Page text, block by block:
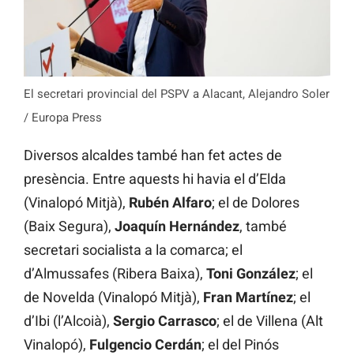
El secretari provincial del PSPV a Alacant, Alejandro Soler
/ Europa Press
Diversos alcaldes també han fet actes de
presència. Entre aquests hi havia el d’Elda
(Vinalopó Mitjà), Rubén Alfaro; el de Dolores
(Baix Segura), Joaquín Hernández, també
secretari socialista a la comarca; el
d’Almussafes (Ribera Baixa), Toni González; el
de Novelda (Vinalopó Mitjà), Fran Martínez; el
d’Ibi (l’Alcoià), Sergio Carrasco; el de Villena (Alt
Vinalopó), Fulgencio Cerdán; el del Pinós